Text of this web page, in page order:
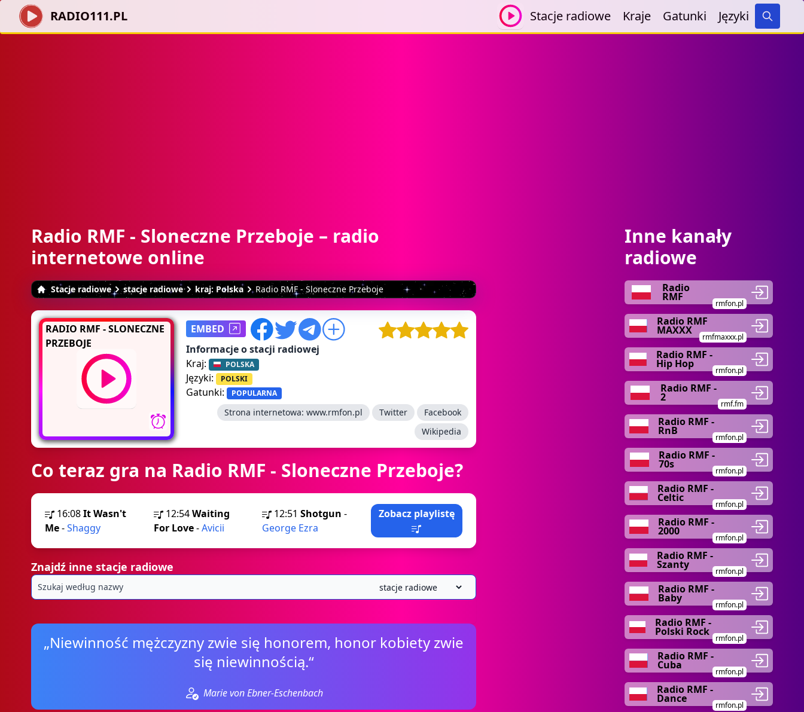
RADIO111.PL Stacje radiowe Kraje Gatunki Języki
Search
Radio RMF - Sloneczne Przeboje – radio
internetowe online
Stacje radiowe stacje radiowe kraj: Polska Radio RMF - Sloneczne Przeboje
RADIO RMF - SLONECZNE
PRZEBOJE
EMBED
Informacje o stacji radiowej
Kraj:
POLSKA
Języki: POLSKI
Gatunki: POPULARNA
Strona internetowa: www.rmfon.pl Twitter
Facebook
Wikipedia
Co teraz gra na Radio RMF - Sloneczne Przeboje?
16:08It Wasn't
Me-Shaggy
12:54 Waiting
For Love-Avicii
12:51 Shotgun -
George Ezra
Zobacz playlistę
Znajdź inne stacje radiowe
„Niewinność mężczyzny zwie się honorem, honor kobiety zwie
się niewinnością.“
Marie von Ebner-Eschenbach
Inne kanały
radiowe
Radio
RMF
rmfon.pl
Radio RMF
MAXXX
rmfmaxxx.pl
Radio RMF -
Hip Hop
rmfon.pl
Radio RMF -
2
rmf.fm
Radio RMF -
RnB
rmfon.pl
Radio RMF -
70s
rmfon.pl
Radio RMF -
Celtic
rmfon.pl
Radio RMF -
2000
rmfon.pl
Radio RMF -
Szanty
rmfon.pl
Radio RMF -
Baby
rmfon.pl
Radio RMF -
Polski Rock
rmfon.pl
Radio RMF -
Cuba
rmfon.pl
Radio RMF -
Dance
rmfon.pl